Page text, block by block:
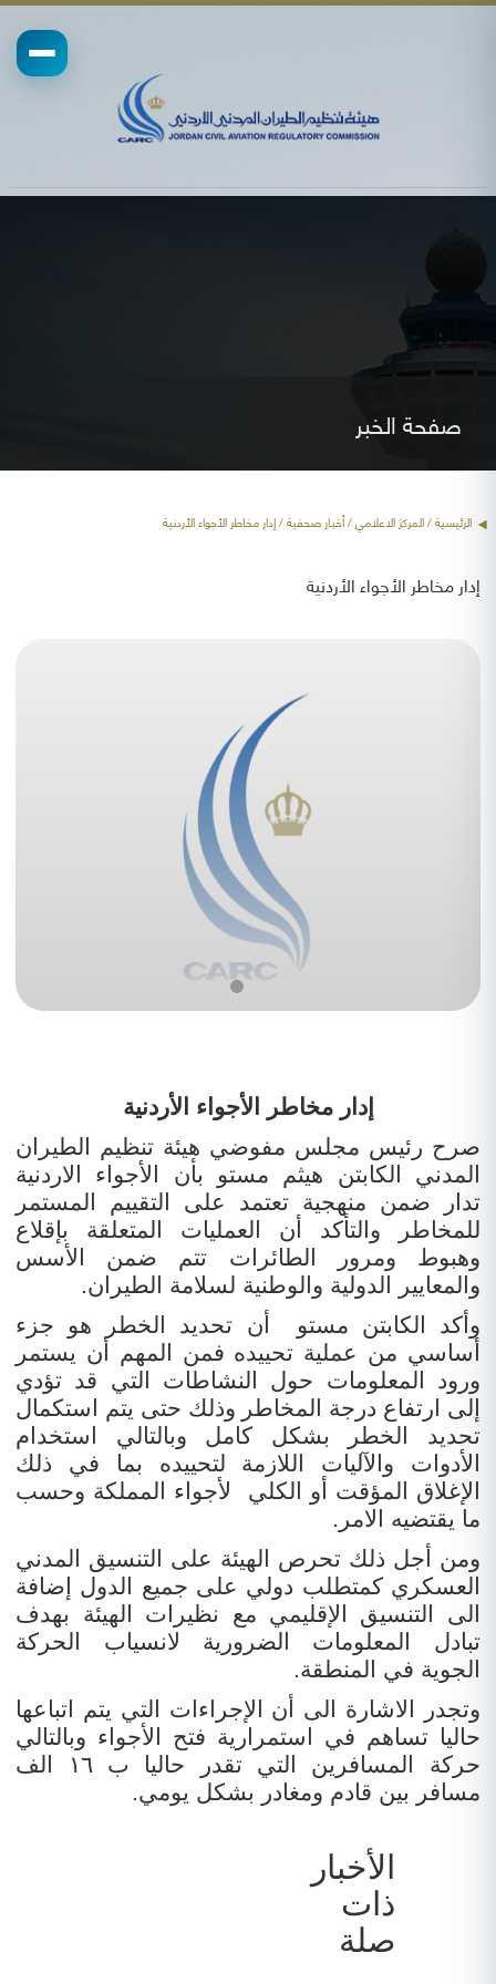
صفحة الخبر
الرئيسية/ المركز الاعلامي /أخبار صحفية/ إدار مخاطر الأجواء الأردنية
إدار مخاطر الأجواء الأردنية
إدار مخاطر الأجواء الأردنية
صرح رئيس مجلس مفوضي هيئة تنظيم الطيران
المدني الكابتن هيثم مستو بأن الأجواء الاردنية
تدار ضمن منهجية تعتمد على التقييم المستمر
للمخاطر والتأكد أن العمليات المتعلقة بإقلاع
وهبوط ومرور الطائرات تتم ضمن الأسس
والمعايير الدولية والوطنية لسلامة الطيران.
وأكد الكابتن مستو أن تحديد الخطر هو جزء
أساسي من عملية تحييده فمن المهم أن يستمر
ورود المعلومات حول النشاطات التي قد تؤدي
إلى ارتفاع درجة المخاطر وذلك حتى يتم استكمال
تحديد الخطر بشكل كامل وبالتالي استخدام
الأدوات والآليات اللازمة لتحييده بما في ذلك
الإغلاق المؤقت أو الكلي لأجواء المملكة وحسب
ما يقتضيه الامر.
ومن أجل ذلك تحرص الهيئة على التنسيق المدني
العسكري كمتطلب دولي على جميع الدول إضافة
الى التنسيق الإقليمي مع نظيرات الهيئة بهدف
تبادل المعلومات الضرورية لانسياب الحركة
الجوية في المنطقة.
وتجدر الاشارة الى أن الإجراءات التي يتم اتباعها
حاليا تساهم في استمرارية فتح الأجواء وبالتالي
حركة المسافرين التي تقدر حاليا ب ١٦ الف
مسافر بين قادم ومغادر بشكل يومي.
الأخبار
ذات
صلة